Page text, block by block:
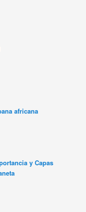
africana
y Capas